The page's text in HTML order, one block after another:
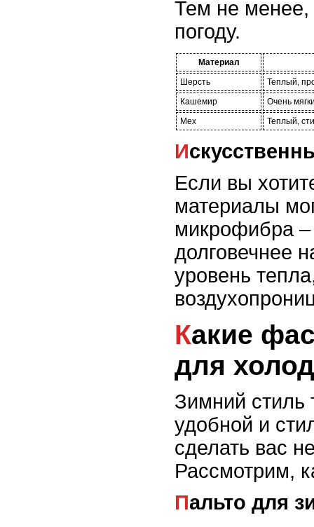
Тем не менее,
погоду.
Материал
Шерсть
Теплый,
Кашемир
Очень
Мех
Теплый,
Если вы
материалы
микрофибра –
долговечнее
уровень
Какие фасоны пальто и шуб наиболее подходят
для
Зимний стиль
удобной и
сделать вас
Рассмотрим,
Пальто для